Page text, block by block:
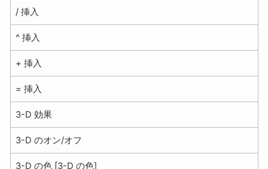
/ 挿入
^ 挿入
+ 挿入
= 挿入
3-D 効果
3-D のオン/オフ
3-D の色 [3-D の色]